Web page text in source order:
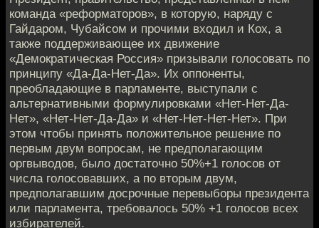
команда «реформаторов», в которую, наряду с
Гайдаром, Чубайсом и прочими входил и Кох, а
также поддерживающее их движение
«Демократическая Россия» призывали голосовать по
принципу «Да-Да-Нет-Да». Их оппоненты,
преобладающие в парламенте, выступали с
альтернативными формулировками «Нет-Нет-Да-
Нет», «Нет-Нет-Да-Да» и «Нет-Нет-Нет-Нет». При
этом чтобы принять положительное решение по
первым двум вопросам, не предполагающим
оргвыводов, было достаточно 50%+1 голосов от
числа голосовавших, а по вторым двум,
предполагавшим досрочные перевыборы президента
или парламента, требовалось 50% +1 голосов всех
избирателей.